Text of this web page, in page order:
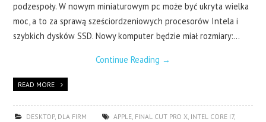
podzespoły. W nowym miniaturowym pc może być ukryta wielka
moc, a to za sprawą sześciordzeniowych procesorów Intela i
szybkich dysków SSD. Nowy komputer będzie miał rozmiary:…
Continue Reading →
READ MORE
DESKTOP, DLA FIRM APPLE, FINAL CUT PRO X, INTEL CORE I7,